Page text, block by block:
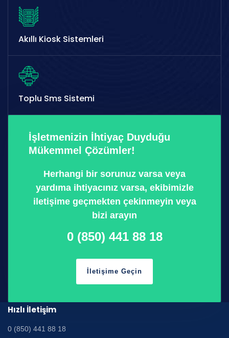
Akıllı Kiosk Sistemleri
Toplu Sms Sistemi
İşletmenizin İhtiyaç Duyduğu
Mükemmel Çözümler!
Herhangi bir sorunuz varsa veya
yardıma ihtiyacınız varsa, ekibimizle
iletişime geçmekten çekinmeyin veya
bizi arayın
0 (850) 441 88 18
İletişime Geçin
Hızlı İletişim
0 (850) 441 88 18